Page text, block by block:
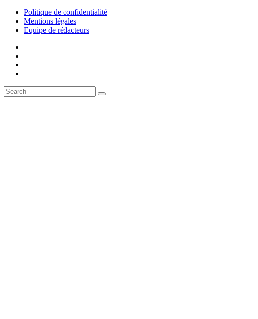
Politique de confidentialité
Mentions légales
Equipe de rédacteurs